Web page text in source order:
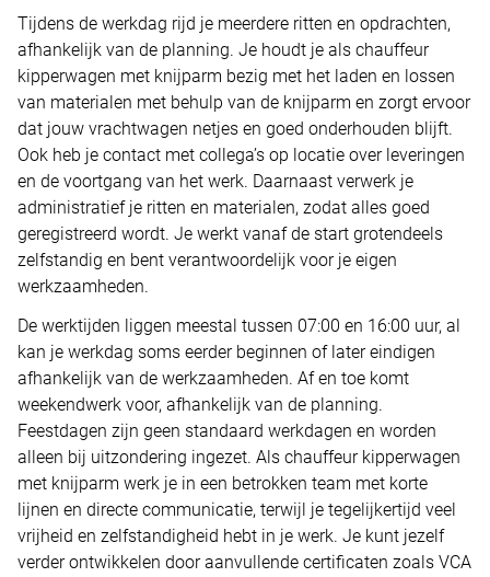
Tijdens de werkdag rijd je meerdere ritten en opdrachten,
afhankelijk van de planning. Je houdt je als chauffeur
kipperwagen met knijparm bezig met het laden en lossen
van materialen met behulp van de knijparm en zorgt ervoor
dat jouw vrachtwagen netjes en goed onderhouden blijft.
Ook heb je contact met collega’s op locatie over leveringen
en de voortgang van het werk. Daarnaast verwerk je
administratief je ritten en materialen, zodat alles goed
geregistreerd wordt. Je werkt vanaf de start grotendeels
zelfstandig en bent verantwoordelijk voor je eigen
werkzaamheden.
De werktijden liggen meestal tussen 07:00 en 16:00 uur, al
kan je werkdag soms eerder beginnen of later eindigen
afhankelijk van de werkzaamheden. Af en toe komt
weekendwerk voor, afhankelijk van de planning.
Feestdagen zijn geen standaard werkdagen en worden
alleen bij uitzondering ingezet. Als chauffeur kipperwagen
met knijparm werk je in een betrokken team met korte
lijnen en directe communicatie, terwijl je tegelijkertijd veel
vrijheid en zelfstandigheid hebt in je werk. Je kunt jezelf
verder ontwikkelen door aanvullende certificaten zoals VCA